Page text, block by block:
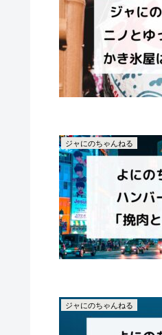
ジャにのちゃんねる
ジャにのちゃんねる